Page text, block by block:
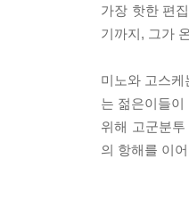
가장 핫한 편
기까지, 그가
미노와 고스
는 젊은이들이
위해 고군분투
의 항해를 이